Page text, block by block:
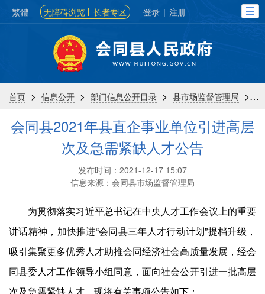
繁體 无障碍浏览 长者专区 登录 | 注册
首页 > 信息公开 > 部门信息公开目录 > 县市场监督管理局 >
会同县2021年县直企事业单位引进高层
次及急需紧缺人才公告
发布时间：2021-12-17 15:07
信息来源：会同县市场监督管理局
为贯彻落实习近平总书记在中央人才工作会议上的重要
讲话精神，加快推进“会同县三年人才行动计划”提档升级，
吸引集聚更多优秀人才助推会同经济社会高质量发展，经会
同县委人才工作领导小组同意，面向社会公开引进一批高层
次及急需紧缺人才。现将有关事项公告如下：